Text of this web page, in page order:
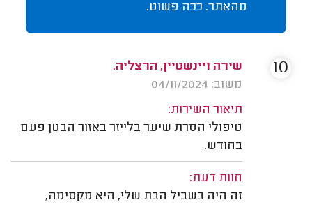
מהאתר. ככה פשוט.
שירה ויינשטיין, הרצליה.
משוב: 04/11/2024
תיאור השירות:
טיפולי הסרת שיער בלייזר באזור הבטן פעם
בחודש.
חוות דעת:
זה היה בשביל הבת שלי, היא מקסימה,
10